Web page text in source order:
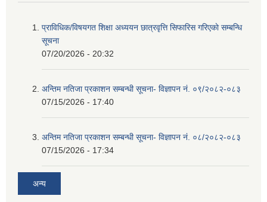
प्राविधिक/विषयगत शिक्षा अध्ययन छात्रवृत्ति सिफारिस गरिएकाे सम्बन्धि
सूचना
07/20/2026 - 20:32
अन्तिम नतिजा प्रकाशन सम्बन्धी सूचना- विज्ञापन नं. ०९/२०८२-०८३
07/15/2026 - 17:40
अन्तिम नतिजा प्रकाशन सम्बन्धी सूचना- विज्ञापन नं. ०८/२०८२-०८३
07/15/2026 - 17:34
अन्य